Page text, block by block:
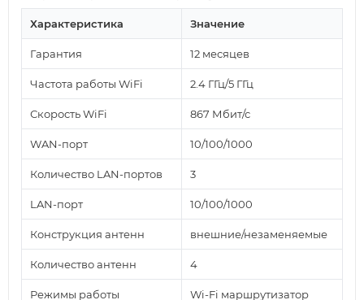
Характеристика Значение
Гарантия 12 месяцев
Частота работы WiFi 2.4 ГГц/5 ГГц
Скорость WiFi 867 Мбит/с
WAN-порт 10/100/1000
Количество LAN-портов 3
LAN-порт 10/100/1000
Конструкция антенн внешние/незаменяемые
Количество антенн 4
Режимы работы Wi-Fi маршрутизатор